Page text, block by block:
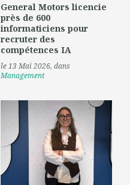
General Motors licencie
près de 600
informaticiens pour
recruter des
compétences IA
le 13 Mai 2026, dans
Management